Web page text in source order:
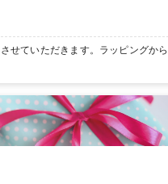
せていただきます。ラッピングか